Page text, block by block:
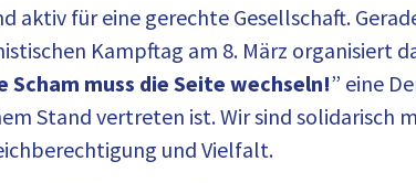
aktiv für eine gerechte Gesellschaft.
Kampftag am 8. März organisiert
muss die Seite wechseln!” eine
Stand vertreten ist. Wir sind solidarisch
und Vielfalt.